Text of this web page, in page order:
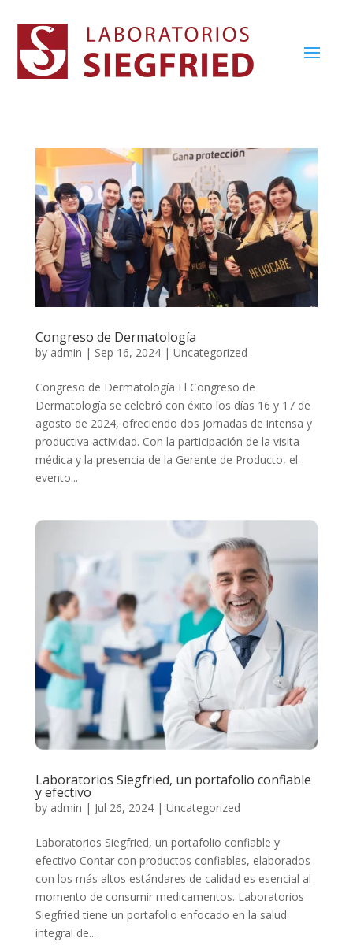
Congreso de Dermatología
by admin | Sep 16, 2024| Uncategorized
Congreso de Dermatología El Congreso de
Dermatología se celebró con éxito los días 16 y 17 de
agosto de 2024, ofreciendo dos jornadas de intensa y
productiva actividad. Con la participación de la visita
médica y la presencia de la Gerente de Producto, el
evento...
Laboratorios Siegfried, un portafolio confiable
y efectivo
by admin | Jul 26, 2024| Uncategorized
Laboratorios Siegfried, un portafolio confiable y
efectivo Contar con productos confiables, elaborados
con los más altos estándares de calidad es esencial al
momento de consumir medicamentos. Laboratorios
Siegfried tiene un portafolio enfocado en la salud
integral de...